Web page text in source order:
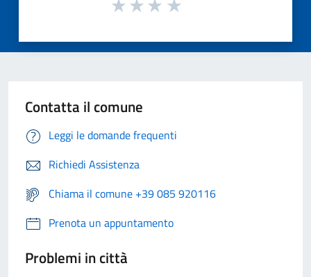
Contatta il comune
Leggi le domande frequenti
Richiedi Assistenza
Chiama il comune +39 085 920116
Prenota un appuntamento
Problemi in città